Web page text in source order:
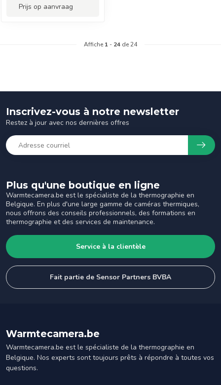
Prijs op aanvraag
Affiche 1 - 24 de 24
Plus qu'une boutique en ligne
Warmtecamera.be est le spécialiste de la thermographie en
Belgique. En plus d'une large gamme de caméras thermiques,
nous offrons des conseils professionnels, des formations en
thermographie et des services de maintenance.
Service à la clientèle
Fait partie de Sensor Partners BVBA
Inscrivez-vous à notre newsletter
Restez à jour avec nos dernières offres
Warmtecamera.be
Warmtecamera.be est le spécialiste de la thermographie en
Belgique. Nos experts sont toujours prêts à répondre à toutes vos
questions.